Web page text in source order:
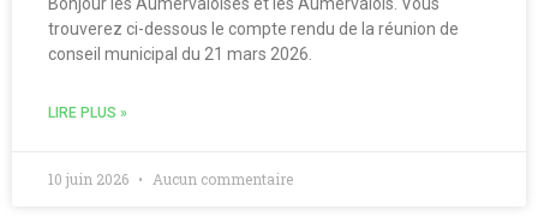
trouverez ci-dessous le compte rendu de la réunion de
conseil municipal du 21 mars 2026.
LIRE PLUS »
10 juin 2026 Aucun commentaire